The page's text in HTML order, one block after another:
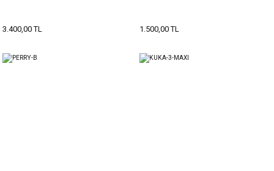
3.400,00 TL 1.500,00 TL